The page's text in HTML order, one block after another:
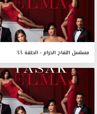
مسلسل التفاح الحرام - الحلقة 33